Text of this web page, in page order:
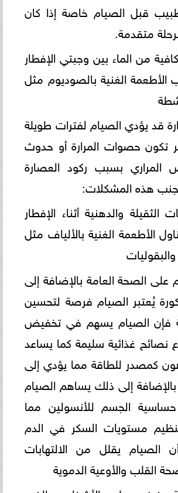
قبل الصيام خاصة إذا كان
متقدمة.
من الماء بين وجبتي الإفطار
الأطعمة الغنية بالصوديوم مثل
قد يؤدي الصيام لفترات طويلة
تكون حصوات المرارة أو حدوث
المراري بسبب ركود العصارة
هذه المشكلات:
الثقيلة والدهنية أثناء الإفطار
الأطعمة الغنية بالألياف مثل
على الصحة العامة بالإضافة إلى
يُعتبر الصيام فرصة لتحسين
فإن الصيام يسهم في تخفيض
نصائح غذائية سليمة كما يساعد
كمصدر للطاقة مما يؤدي إلى
إلى ذلك يساهم الصيام
الجسم للأنسولين مما
مستويات السكر في الدم
الصيام يقلل من الالتهابات
القلب والأوعية الدموية